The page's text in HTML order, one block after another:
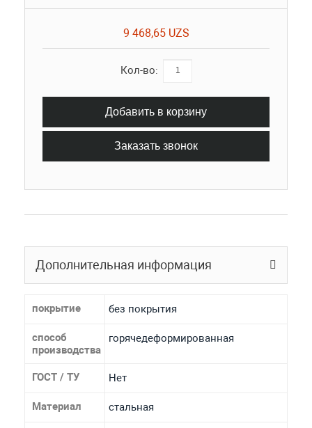
9 468,65 UZS
Кол-во:
Добавить в корзину
Заказать звонок
Дополнительная информация
покрытие без покрытия
способ
производства
горячедеформированная
ГОСТ / ТУ Нет
Материал стальная